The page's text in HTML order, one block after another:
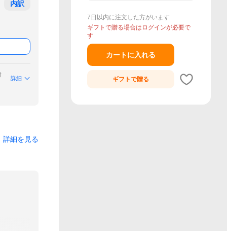
内訳
詳細
詳細を見る
7日以内に注文した方がいます
ギフトで贈る場合はログインが必要で
す
カートに入れる
ギフトで贈る